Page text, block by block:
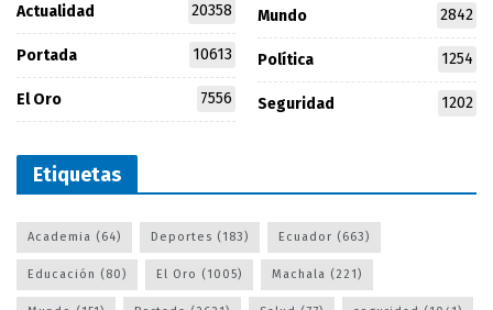
Actualidad 20358
Portada 10613
El Oro 7556
Mundo 2842
Política 1254
Seguridad 1202
Etiquetas
Academia (64) Deportes (183) Ecuador (663)
Educación (80) El Oro (1005) Machala (221)